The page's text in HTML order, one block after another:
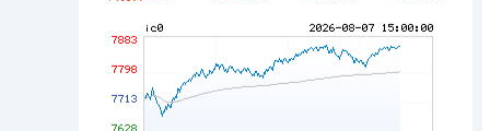
期指IC0 7877.80